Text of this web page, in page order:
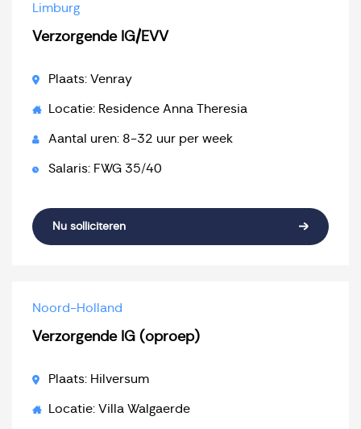
Limburg
Verzorgende IG/EVV
Plaats: Venray
Locatie: Residence Anna Theresia
Aantal uren: 8-32 uur per week
Salaris: FWG 35/40
Nu solliciteren
Noord-Holland
Verzorgende IG (oproep)
Plaats: Hilversum
Locatie: Villa Walgaerde